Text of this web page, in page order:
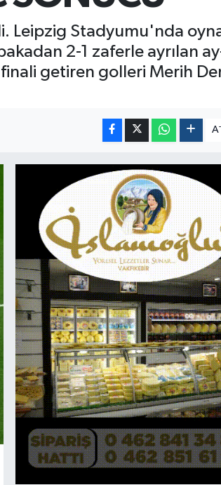
Leipzig Stadyumu'nda
2-1 zaferle ayrılan
finali getiren golleri Merih
A-